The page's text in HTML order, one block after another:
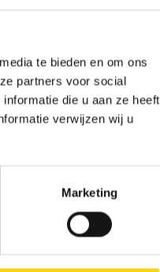
te bieden en om ons
partners voor social
die u aan ze heeft
verwijzen wij u
Marketing